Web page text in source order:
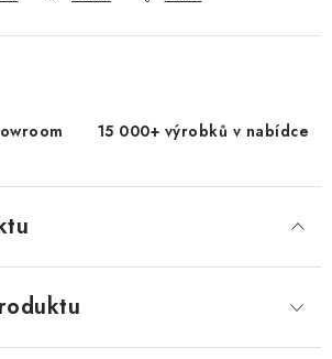
15 000+ výrobků v nabídce